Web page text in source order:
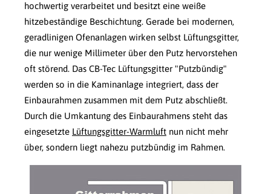
hochwertig verarbeitet und besitzt eine weiße
hitzebeständige Beschichtung. Gerade bei modernen,
geradlinigen Ofenanlagen wirken selbst Lüftungsgitter,
die nur wenige Millimeter über den Putz hervorstehen
oft störend. Das CB-Tec Lüftungsgitter "Putzbündig"
werden so in die Kaminanlage integriert, dass der
Einbaurahmen zusammen mit dem Putz abschließt.
Durch die Umkantung des Einbaurahmens steht das
eingesetzte Lüftungsgitter-Warmluft nun nicht mehr
über, sondern liegt nahezu putzbündig im Rahmen.